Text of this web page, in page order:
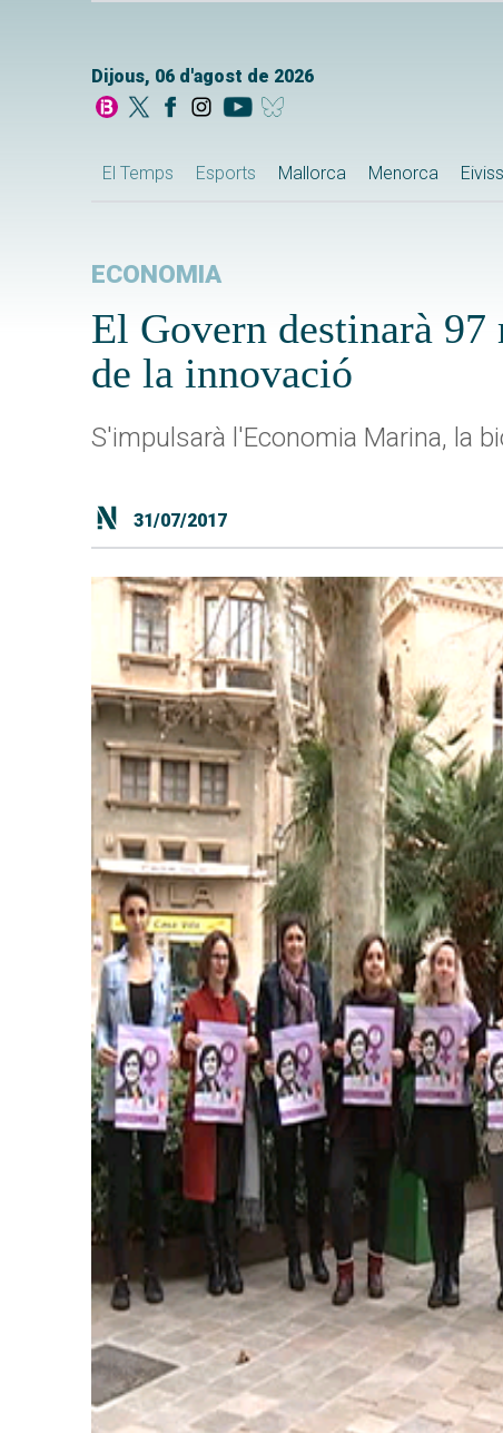
Dijous, 06 d'agost de 2026
El Temps Esports Mallorca Menorca
ECONOMIA
El Govern destinarà
de la innovació
S'impulsarà l'Economia Marina, la
31/07/2017